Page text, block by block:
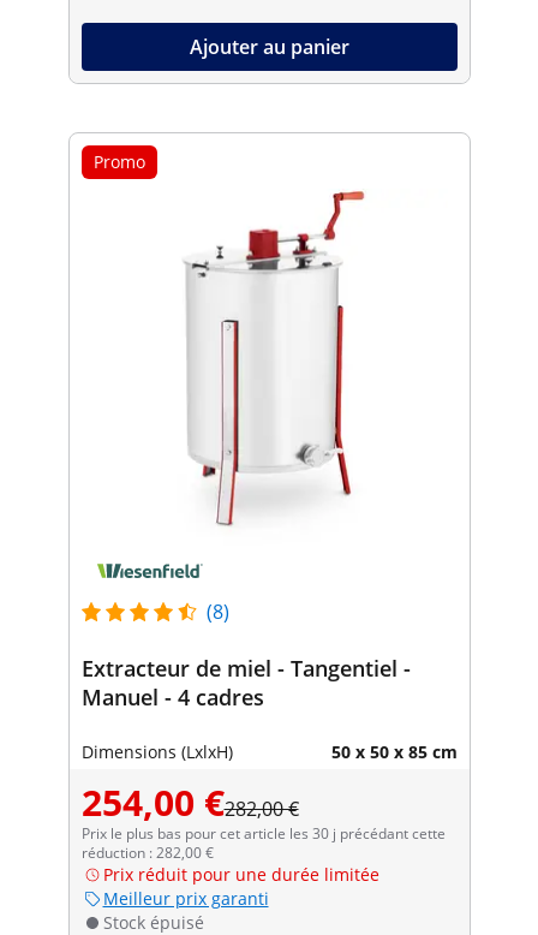
Ajouter au panier
Promo
(8)
Extracteur de miel - Tangentiel -
Manuel - 4 cadres
Dimensions (LxlxH) 50 x 50 x 85 cm
254,00 €282,00 €
Prix le plus bas pour cet article les 30 j précédant cette
réduction : 282,00 €
Prix réduit pour une durée limitée
Meilleur prix garanti
Stock épuisé